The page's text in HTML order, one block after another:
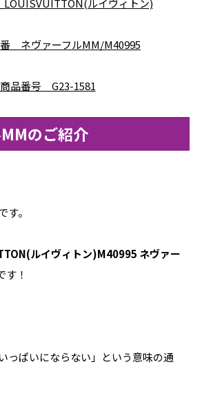
ルイヴィトン)
ネヴァーフルMM/M40995
商品番号 G23-1581
のご紹介
す。
ルイヴィトン)M40995 ネヴァー
す！
っぱいにならない」という意味の通